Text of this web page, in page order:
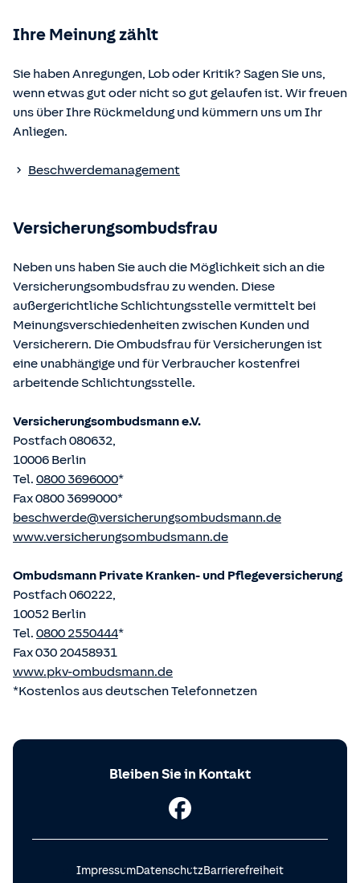
§§ 59 – 68 Gesetz über den Versicherungsvertrag
§ 48b Versicherungsaufsichtsgesetz (VAG)
Verordnung über die Versicherungsvermittlung und -
Die berufsrechtlichen Regelungen können über die vom
eingesehen und abgerufen werden.
Ihre Meinung zählt
Sie haben Anregungen, Lob oder Kritik? Sagen Sie uns,
wenn etwas gut oder nicht so gut gelaufen ist. Wir freuen
uns über Ihre Rückmeldung und kümmern uns um Ihr
Anliegen.
Beschwerdemanagement
Versicherungsombudsfrau
Neben uns haben Sie auch die Möglichkeit sich an die
Versicherungsombudsfrau zu wenden. Diese
außergerichtliche Schlichtungsstelle vermittelt bei
Meinungsverschiedenheiten zwischen Kunden und
Versicherern. Die Ombudsfrau für Versicherungen ist
eine unabhängige und für Verbraucher kostenfrei
arbeitende Schlichtungsstelle.
Versicherungsombudsmann e.V.
Postfach 080632,
10006 Berlin
Tel. 0800 3696000*
Fax 0800 3699000*
beschwerde@versicherungsombudsmann.de
www.versicherungsombudsmann.de
Ombudsmann Private Kranken- und Pflege­versicherung
Postfach 060222,
10052 Berlin
Tel. 0800 2550444*
Fax 030 20458931
www.pkv-ombudsmann.de
*Kostenlos aus deutschen Telefonnetzen
Bleiben Sie in Kontakt
ImpressumDatenschutzBarrierefreiheit